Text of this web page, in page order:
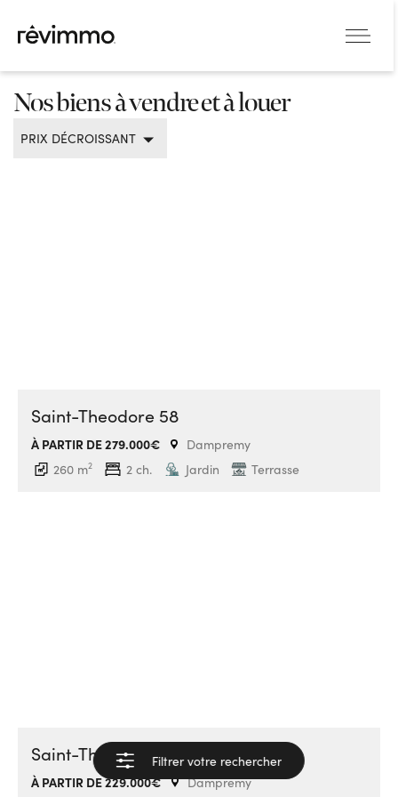
Nos biens à vendre et à louer
PRIX DÉCROISSANT
Saint-Theodore 58
À PARTIR DE 279.000€
Dampremy
260 m2 2 ch. Jardin Terrasse
Saint-Théodore
À PARTIR DE 229.000€ Dampremy
Filtrer votre rechercher
Voir les résultats